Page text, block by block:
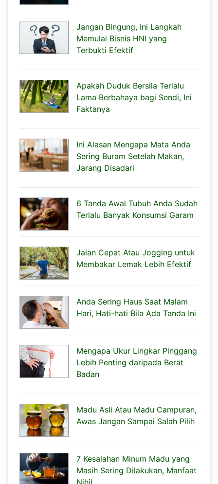
Jangan Bingung, Ini Langkah
Memulai Bisnis HNI yang
Terbukti Efektif
Apakah Duduk Bersila Terlalu
Lama Berbahaya bagi Sendi, Ini
Faktanya
Ini Alasan Mengapa Mata Anda
Sering Buram Setelah Makan,
Jarang Disadari
6 Tanda Awal Tubuh Anda Sudah
Terlalu Banyak Konsumsi Garam
Jalan Cepat Atau Jogging untuk
Membakar Lemak Lebih Efektif
Anda Sering Haus Saat Malam
Hari, Hati-hati Bila Ada Tanda Ini
Mengapa Ukur Lingkar Pinggang
Lebih Penting daripada Berat
Badan
Madu Asli Atau Madu Campuran,
Awas Jangan Sampai Salah Pilih
7 Kesalahan Minum Madu yang
Masih Sering Dilakukan, Manfaat
Nihil